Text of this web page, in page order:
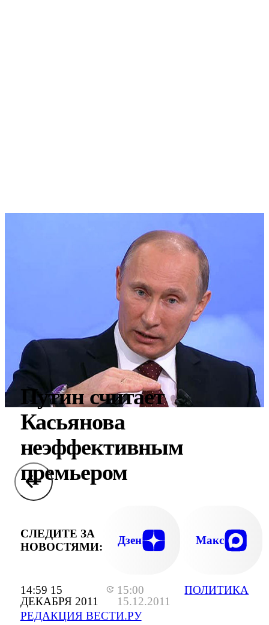
14:59 15
ДЕКАБРЯ 2011
15:00
15.12.2011
РЕДАКЦИЯ ВЕСТИ.РУ
ПОЛИТИКА
Путин считает
Касьянова
неэффективным
премьером
СЛЕДИТЕ ЗА
НОВОСТЯМИ:
Дзен Макс